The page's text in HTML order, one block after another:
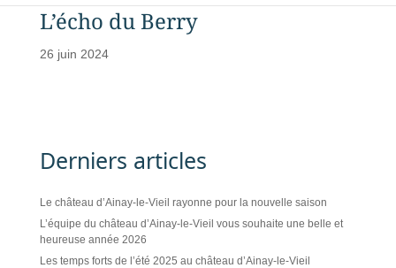
L’écho du Berry
26 juin 2024
Derniers articles
Le château d’Ainay-le-Vieil rayonne pour la nouvelle saison
L’équipe du château d’Ainay-le-Vieil vous souhaite une belle et
heureuse année 2026
Les temps forts de l’été 2025 au château d’Ainay-le-Vieil